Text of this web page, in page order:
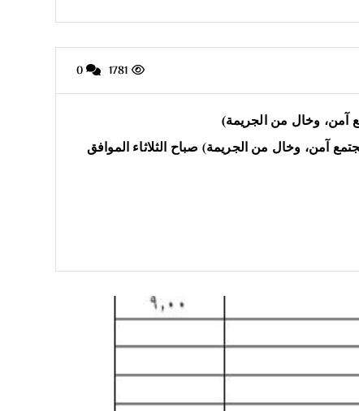
0
آمن، وخال من الجريمة)
آمن، وخال من الجريمة) صباح الثلاثاء الموافق